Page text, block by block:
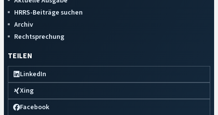
HRRS-Beiträge suchen
Archiv
Rechtsprechung
TEILEN
LinkedIn
Xing
Facebook